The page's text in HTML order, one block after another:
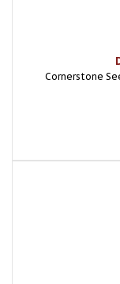
Cornerstone